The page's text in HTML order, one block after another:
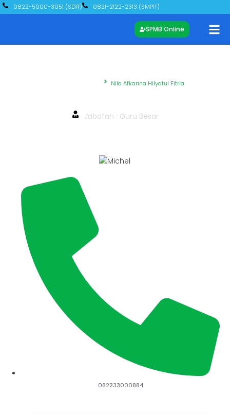
0822-5000-3051 (SDIT) 0821-2122-2313 (SMPIT)
SPMB Online
Nila Afkarina Hilyatul Fitria
Jabatan : Guru Besar
082233000884